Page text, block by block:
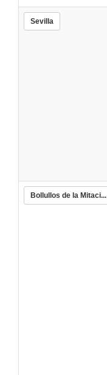
Sevilla
Bollullos de la Mitaci...